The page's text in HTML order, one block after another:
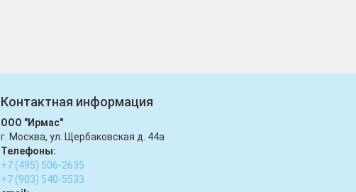
Контактная информация
ООО "Ирмас"
г. Москва, ул. Щербаковская д. 44а
Телефоны:
+7 (495) 506-2635
+7 (903) 540-5533